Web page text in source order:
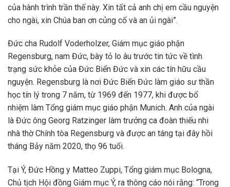
của hành trình trần thế này. Xin tất cả anh chị em cầu nguyện
cho ngài, xin Chúa ban ơn củng cố và an ủi ngài”.
Đức cha Rudolf Voderholzer, Giám mục giáo phận
Regensburg, nam Đức, bày tỏ lo âu trước tin tức về tình
trạng sức khỏe của Đức Biển Đức và xin các tín hữu cầu
nguyện. Regensburg là nơi Đức Biển Đức làm giáo sư thần
học tín lý trong 7 năm, từ 1969 đến 1977, khi được bổ
nhiệm làm Tổng giám mục giáo phận Munich. Anh của ngài
là Đức ông Georg Ratzinger làm trưởng ca đoàn thiếu nhi
nhà thờ Chính tòa Regensburg và được an táng tại đây hồi
tháng Bảy năm 2020, thọ 96 tuổi.
Tại Ý, Đức Hồng y Matteo Zuppi, Tổng giám mục Bologna,
Chủ tịch Hội đồng Giám mục Ý, ra thông cáo nói rằng: “Trong